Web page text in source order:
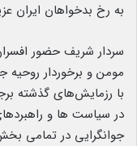
به رخ بدخواهان ایران
سردار شریف حضور
مومن و برخوردار روحیه
با رزمایش‌های گذشته
در سیاست ها و
جوانگرایی در تمامی